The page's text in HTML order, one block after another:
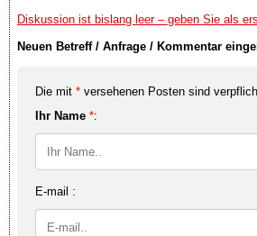
Diskussion ist bislang leer – geben Sie als
Neuen Betreff / Anfrage / Kommentar
Die mit * versehenen Posten sind
Ihr Name *:
E-mail :